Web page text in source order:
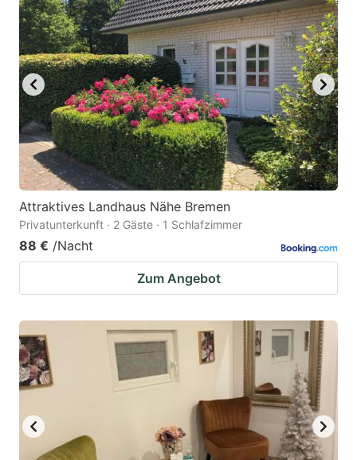
Attraktives Landhaus Nähe Bremen
Privatunterkunft · 2 Gäste · 1 Schlafzimmer
88 € /Nacht
Zum Angebot